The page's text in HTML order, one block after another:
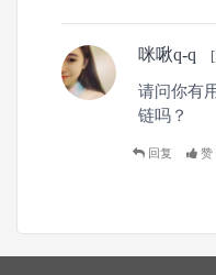
咪啾q-q
请问你有
链吗？
回复 赞